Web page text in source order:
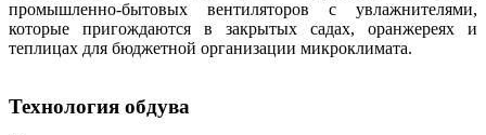
промышленно-бытовых вентиляторов с увлажнителями,
которые пригождаются в закрытых садах, оранжереях и
теплицах для бюджетной организации микроклимата.
Технология обдува